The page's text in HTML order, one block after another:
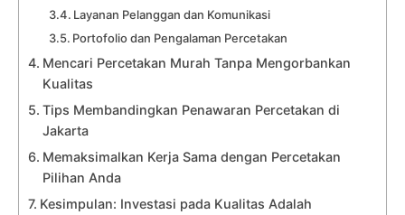
Layanan Pelanggan dan Komunikasi
Portofolio dan Pengalaman Percetakan
Mencari Percetakan Murah Tanpa Mengorbankan
Kualitas
Tips Membandingkan Penawaran Percetakan di
Jakarta
Memaksimalkan Kerja Sama dengan Percetakan
Pilihan Anda
Kesimpulan: Investasi pada Kualitas Adalah